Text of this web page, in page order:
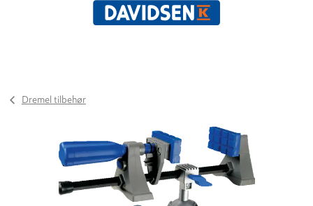
Dremel tilbehør